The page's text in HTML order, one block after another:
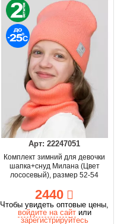
Арт: 22247051
Комплект зимний для девочки
шапка+снуд Милана (Цвет
лососевый), размер 52-54
2440
Чтобы увидеть оптовые цены,
войдите на сайтили
зарегистрируйтесь